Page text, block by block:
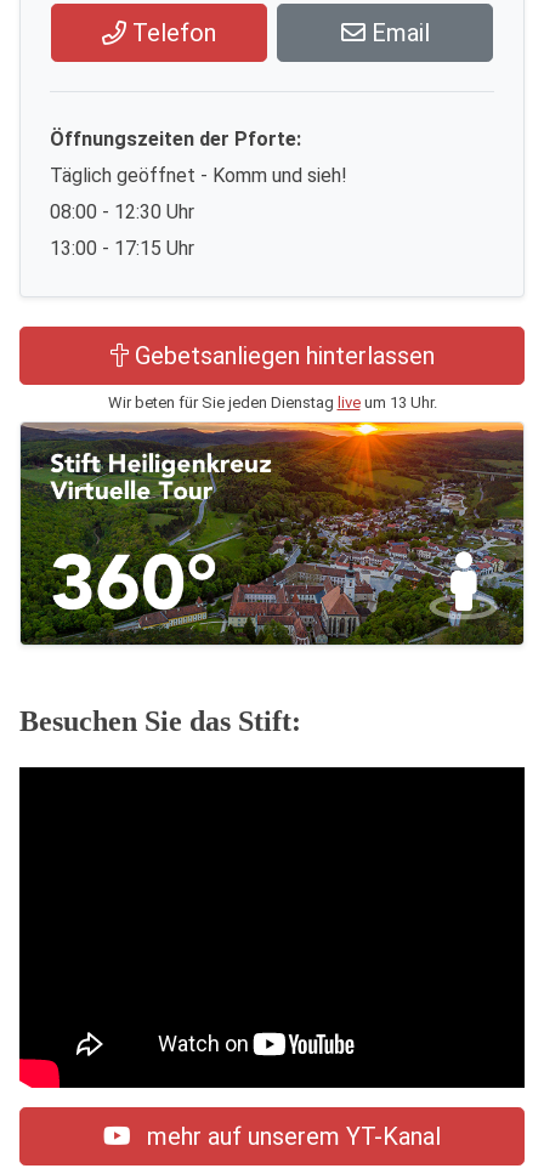
Telefon Email
Öffnungszeiten der Pforte:
Täglich geöffnet - Komm und sieh!
08:00 - 12:30 Uhr
13:00 - 17:15 Uhr
Gebetsanliegen hinterlassen
Wir beten für Sie jeden Dienstag liveum 13 Uhr.
Besuchen Sie das Stift:
mehr auf unserem YT-Kanal